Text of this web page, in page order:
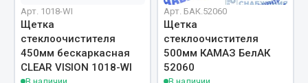
Показать ещё
Весь раздел
Запчасти на полуприцепы
Арт. 1018-WI
Щетка
стеклоочистителя
450мм бескаркасная
CLEAR VISION 1018-WI
Арт. БАК.52060
Щетка
стеклоочистителя
500мм КАМАЗ БелАК
52060